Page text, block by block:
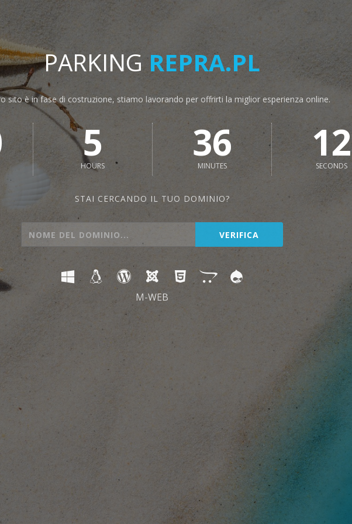
PARKINGREPRA.PL
sito è in fase di costruzione, stiamo lavorando per offrirti la miglior esperienza online.
5
HOURS 36
MINUTES 11
SECONDS
STAI CERCANDO IL TUO DOMINIO?
M-WEB